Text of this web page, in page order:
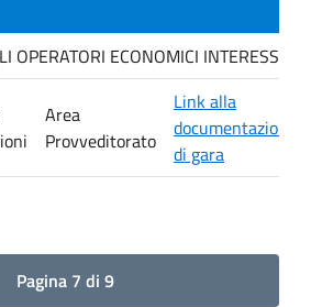
OPERATORI ECONOMICI
Area
Provveditorato
Link alla
documentazione
di gara
Pagina 7 di 9